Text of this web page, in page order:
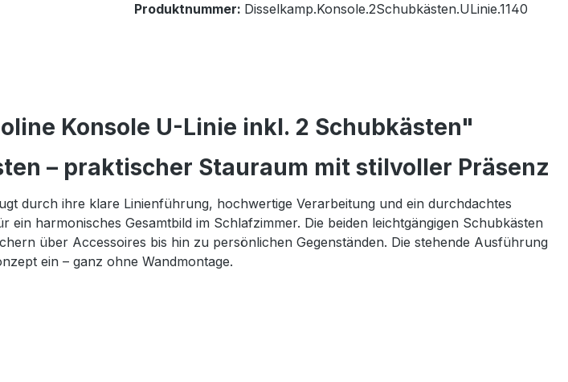
Produktnummer: Disselkamp.Konsole.2Schubkästen.ULinie.1140
Konsole U-Linie inkl. 2 Schubkästen"
– praktischer Stauraum mit stilvoller Präsenz
durch ihre klare Linienführung, hochwertige Verarbeitung und ein durchdachtes
harmonisches Gesamtbild im Schlafzimmer. Die beiden leichtgängigen Schubkästen
über Accessoires bis hin zu persönlichen Gegenständen. Die stehende Ausführung
ein – ganz ohne Wandmontage.